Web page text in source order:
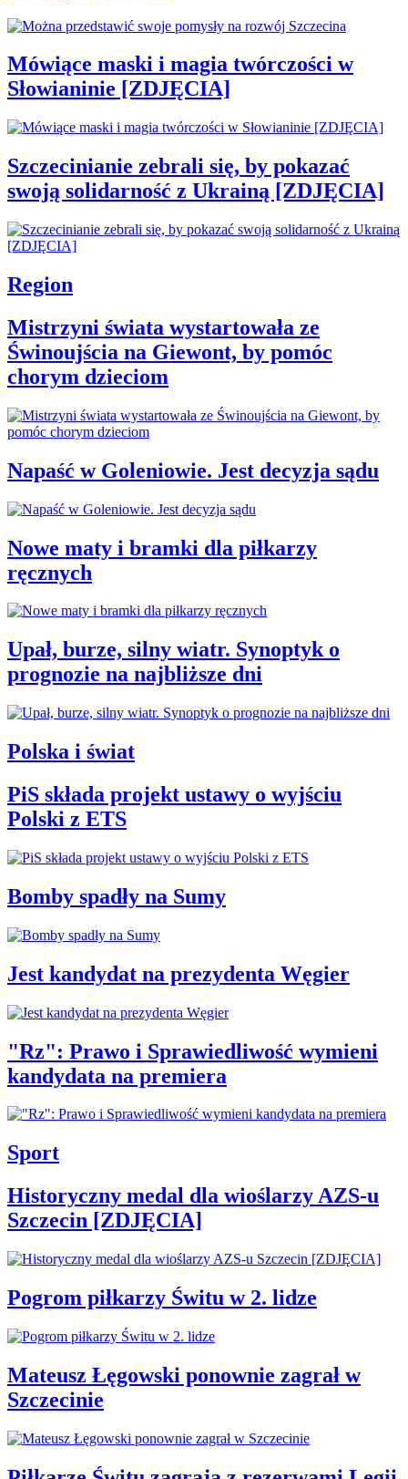
Mówiące maski i magia twórczości w
Słowianinie [ZDJĘCIA]
Szczecinianie zebrali się, by pokazać
swoją solidarność z Ukrainą [ZDJĘCIA]
Region
Mistrzyni świata wystartowała ze
Świnoujścia na Giewont, by pomóc
chorym dzieciom
Napaść w Goleniowie. Jest decyzja sądu
Nowe maty i bramki dla piłkarzy
ręcznych
Upał, burze, silny wiatr. Synoptyk o
prognozie na najbliższe dni
Polska i świat
PiS składa projekt ustawy o wyjściu
Polski z ETS
Bomby spadły na Sumy
Jest kandydat na prezydenta Węgier
"Rz": Prawo i Sprawiedliwość wymieni
kandydata na premiera
Sport
Historyczny medal dla wioślarzy AZS-u
Szczecin [ZDJĘCIA]
Pogrom piłkarzy Świtu w 2. lidze
Mateusz Łęgowski ponownie zagrał w
Szczecinie